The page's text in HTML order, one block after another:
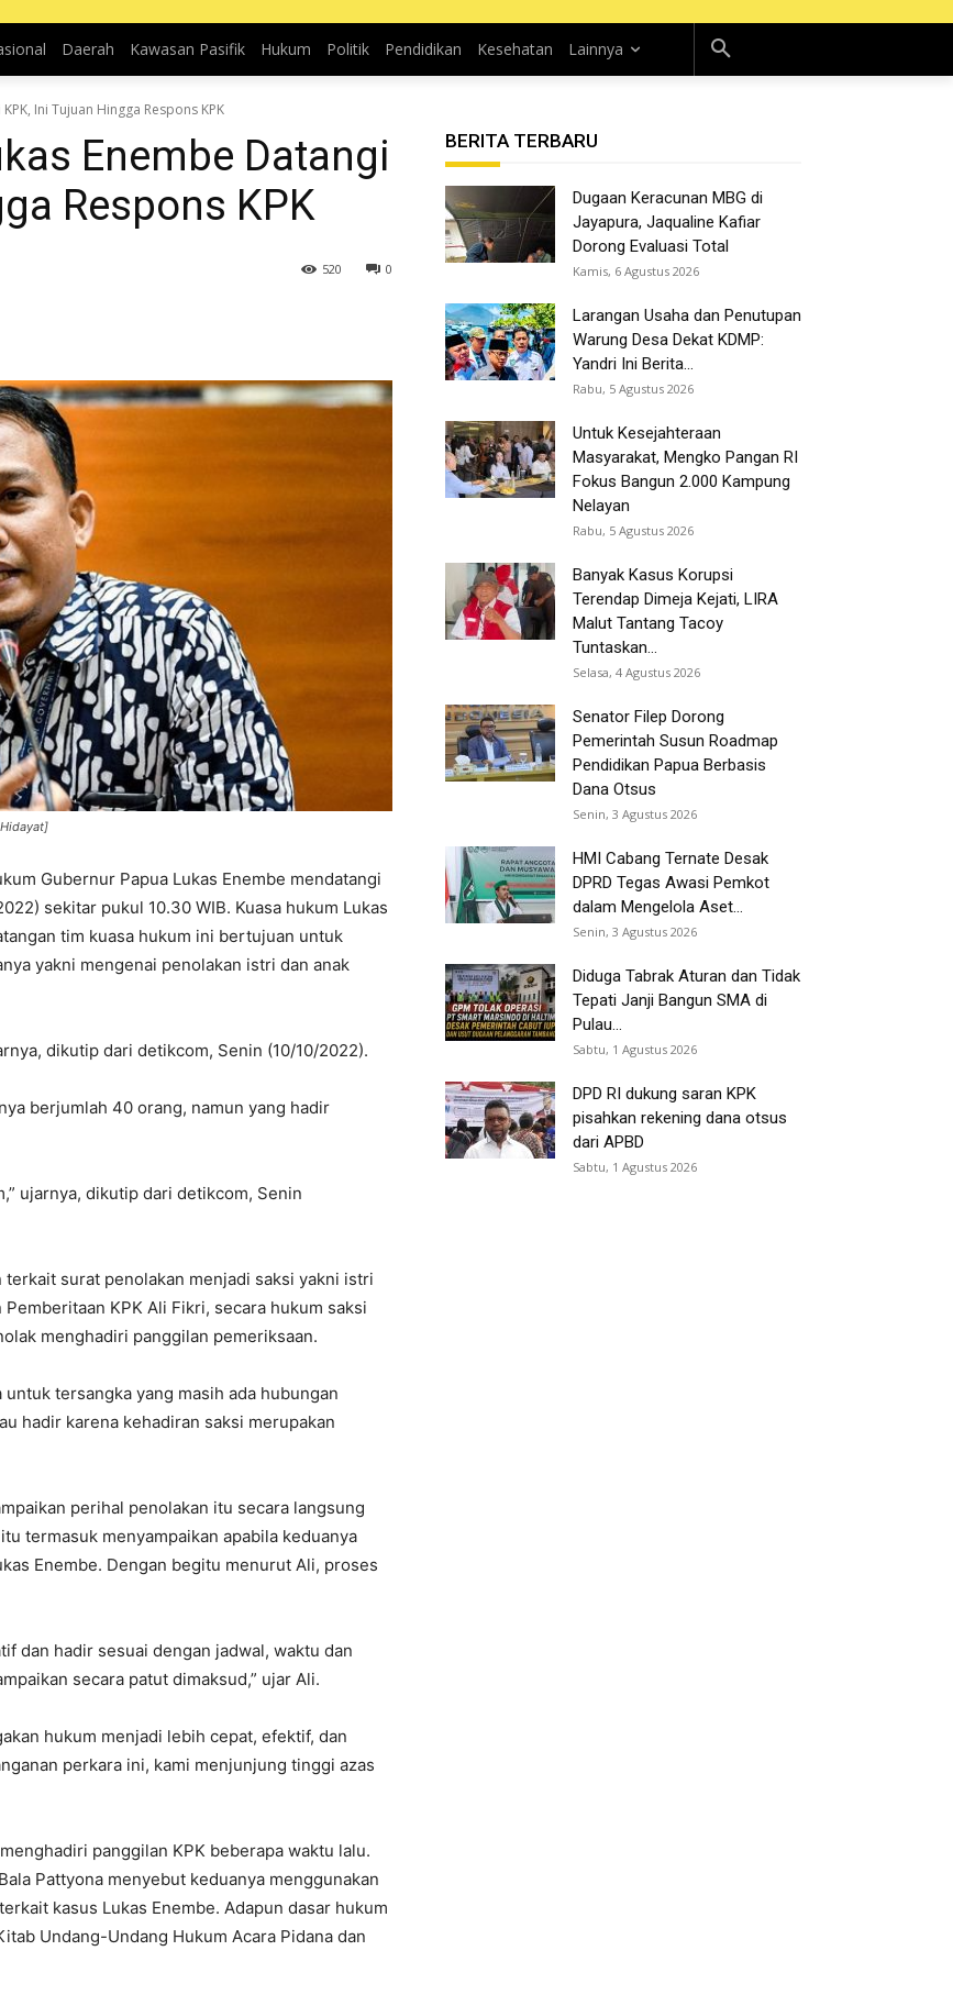
Daerah Kawasan Pasifik Hukum Politik Pendidikan Kesehatan Lainnya
Ini Tujuan Hingga Respons KPK
Enembe Datangi
Respons KPK
0
520
Gubernur Papua Lukas Enembe mendatangi
sekitar pukul 10.30 WIB. Kuasa hukum Lukas
tim kuasa hukum ini bertujuan untuk
yakni mengenai penolakan istri dan anak
dikutip dari detikcom, Senin (10/10/2022).
berjumlah 40 orang, namun yang hadir
ujarnya, dikutip dari detikcom, Senin
surat penolakan menjadi saksi yakni istri
KPK Ali Fikri, secara hukum saksi
menghadiri panggilan pemeriksaan.
tersangka yang masih ada hubungan
hadir karena kehadiran saksi merupakan
perihal penolakan itu secara langsung
termasuk menyampaikan apabila keduanya
Enembe. Dengan begitu menurut Ali, proses
dan hadir sesuai dengan jadwal, waktu dan
secara patut dimaksud,” ujar Ali.
hukum menjadi lebih cepat, efektif, dan
perkara ini, kami menjunjung tinggi azas
panggilan KPK beberapa waktu lalu.
Pattyona menyebut keduanya menggunakan
kasus Lukas Enembe. Adapun dasar hukum
Undang-Undang Hukum Acara Pidana dan
BERITA TERBARU
Dugaan Keracunan MBG di
Jayapura, Jaqualine Kafiar
Dorong Evaluasi Total
Kamis, 6 Agustus 2026
Larangan Usaha dan Penutupan
Warung Desa Dekat KDMP:
Yandri Ini Berita...
Rabu, 5 Agustus 2026
Untuk Kesejahteraan
Masyarakat, Mengko Pangan RI
Fokus Bangun 2.000 Kampung
Nelayan
Rabu, 5 Agustus 2026
Banyak Kasus Korupsi
Terendap Dimeja Kejati, LIRA
Malut Tantang Tacoy
Tuntaskan...
Selasa, 4 Agustus 2026
Senator Filep Dorong
Pemerintah Susun Roadmap
Pendidikan Papua Berbasis
Dana Otsus
Senin, 3 Agustus 2026
HMI Cabang Ternate Desak
DPRD Tegas Awasi Pemkot
dalam Mengelola Aset...
Senin, 3 Agustus 2026
Diduga Tabrak Aturan dan Tidak
Tepati Janji Bangun SMA di
Pulau...
Sabtu, 1 Agustus 2026
DPD RI dukung saran KPK
pisahkan rekening dana otsus
dari APBD
Sabtu, 1 Agustus 2026